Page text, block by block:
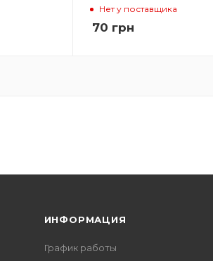
Нет у поставщика
70 грн
ИНФОРМАЦИЯ
График работы